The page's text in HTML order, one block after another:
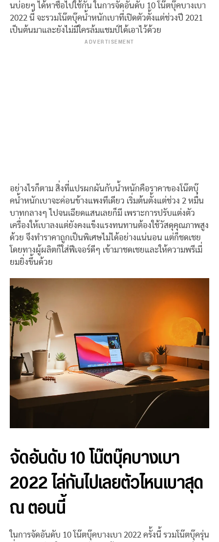
นบ่อยๆ ได้หาซื้อไปใช้กัน ในการจัดอันดับ 10 โน๊ตบุ๊คบางเบา
2022 นี้ จะรวมโน๊ตบุ๊คน้ำหนักเบาที่เปิดตัวตั้งแต่ช่วงปี 2021
เป็นต้นมาและยังไม่มีใครล้มแชมป์ได้เอาไว้ด้วย
ADVERTISEMENT
อย่างไรก็ตาม สิ่งที่แปรผกผันกับน้ำหนักคือราคาของโน๊ตบุ๊
คน้ำหนักเบาจะค่อนข้างแพงทีเดียว เริ่มต้นตั้งแต่ช่วง 2 หมื่น
บาทกลางๆ ไปจนเฉียดแสนเลยก็มี เพราะการปรับแต่งตัว
เครื่องให้เบาลงแต่ยังคงแข็งแรงทนทานต้องใช้วัสดุคุณภาพสูง
ด้วย จึงทำราคาถูกเป็นพิเศษไม่ได้อย่างแน่นอน แต่ก็ชดเชย
โดยทางผู้ผลิตก็ใส่ฟีเจอร์ดีๆ เข้ามาชดเชยและให้ความพรีเมี่
ยมยิ่งขึ้นด้วย
จัดอันดับ 10 โน๊ตบุ๊คบางเบา
2022 ไล่กันไปเลยตัวไหนเบาสุด
ณ ตอนนี้
ในการจัดอันดับ 10 โน๊ตบุ๊คบางเบา 2022 ครั้งนี้ รวมโน๊ตบุ๊ครุ่น